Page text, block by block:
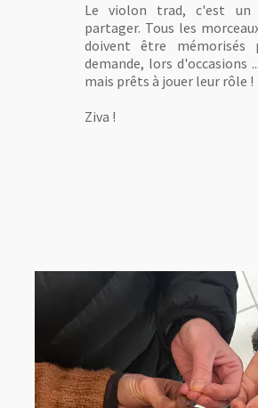
Le violon trad, c'est
partager. Tous les
doivent être
demande, lors d'occasions
mais prêts à jouer leur rôle !
Ziva !